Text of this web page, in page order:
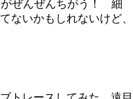
がぜんぜんちがう！ 細
ないかもしれないけど、